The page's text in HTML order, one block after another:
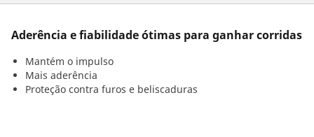
Aderência e fiabilidade ótimas para ganhar corridas
Mantém o impulso
Mais aderência
Proteção contra furos e beliscaduras